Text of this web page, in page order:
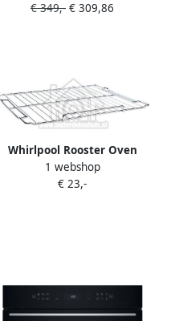
OMR35HR0B |
€ 349,- € 309,86
Whirlpool Rooster Oven
452x373mm AKZM654IX
AKZM752WH 481010518218
1 webshop
€ 23,-